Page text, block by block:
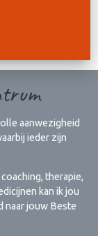
aanwezigheid
ieder zijn
therapie,
kan ik jou
naar jouw Beste